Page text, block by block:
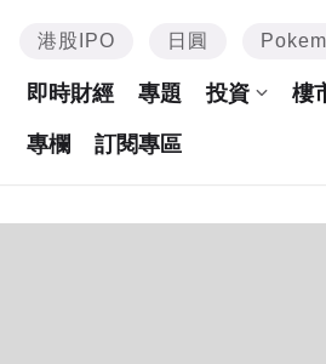
港股IPO 日圓
即時財經 專題 投資 樓
專欄 訂閱專區